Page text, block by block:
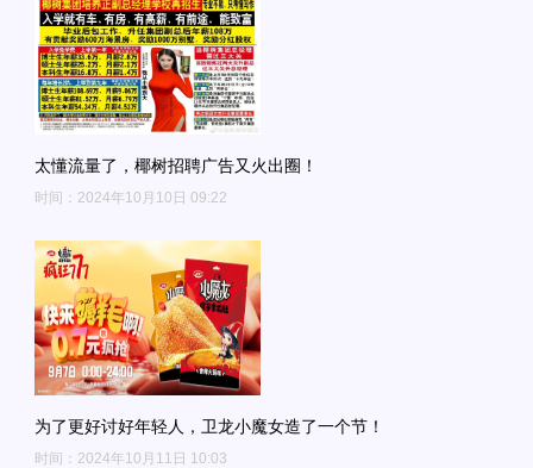
太懂流量了，椰树招聘广告又火出圈！
时间：2024年10月10日 09:22
为了更好讨好年轻人，卫龙小魔女造了一个节！
时间：2024年10月11日 10:03